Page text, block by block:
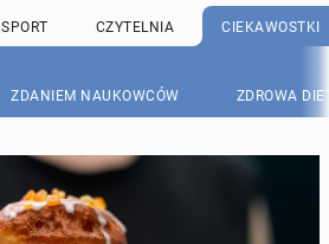
SPORT CZYTELNIA CIEKAWOSTKI
ZDANIEM NAUKOWCÓW ZDROWA